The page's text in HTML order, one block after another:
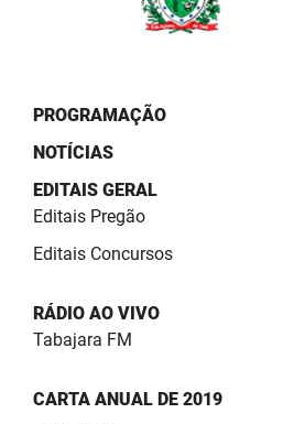
PROGRAMAÇÃO
NOTÍCIAS
EDITAIS GERAL
Editais Pregão
Editais Concursos
RÁDIO AO VIVO
Tabajara FM
CARTA ANUAL DE 2019